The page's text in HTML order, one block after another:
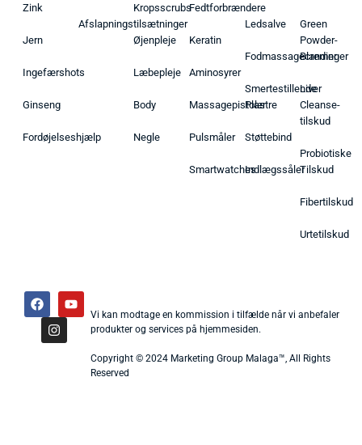
Zink
Jern
Ingefærshots
Ginseng
Fordøjelseshjælp
Afslapningstilsætninger
Kropsscrubs
Øjenpleje
Læbepleje
Body
Negle
Fedtforbrændere
Keratin
Aminosyrer
Massagepistoler
Pulsmåler
Smartwatches
Ledsalve
Fodmassagecremer
Smertestillende
Plastre
Støttebind
Indlægssåler
Green
Powder-
Blandinger
Liver
Cleanse-
tilskud
Probiotiske
Tilskud
Fibertilskud
Urtetilskud
Vi kan modtage en kommission i tilfælde når vi anbefaler
produkter og services på hjemmesiden.
Copyright © 2024 Marketing Group Malaga™, All Rights
Reserved